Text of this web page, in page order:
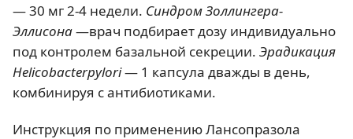
— 30 мг 2-4 недели. Синдром Золлингера-
Эллисона—врач подбирает дозу индивидуально
под контролем базальной секреции. Эрадикация
Helicobacterpylori— 1 капсула дважды в день,
комбинируя с антибиотиками.
Инструкция по применению Лансопразола